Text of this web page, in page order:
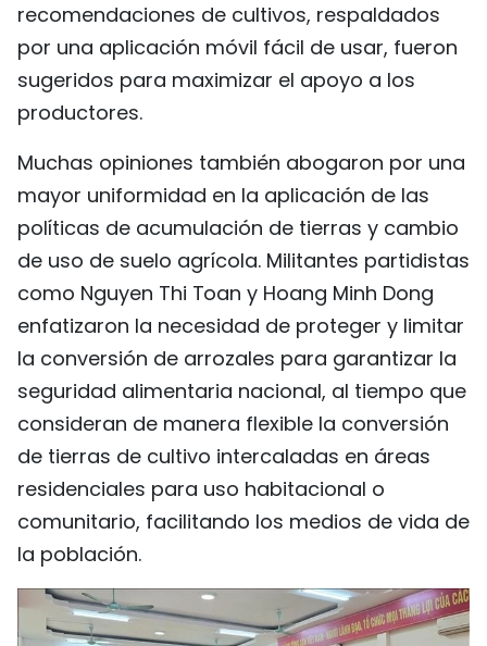
recomendaciones de cultivos, respaldados
por una aplicación móvil fácil de usar, fueron
sugeridos para maximizar el apoyo a los
productores.
Muchas opiniones también abogaron por una
mayor uniformidad en la aplicación de las
políticas de acumulación de tierras y cambio
de uso de suelo agrícola. Militantes partidistas
como Nguyen Thi Toan y Hoang Minh Dong
enfatizaron la necesidad de proteger y limitar
la conversión de arrozales para garantizar la
seguridad alimentaria nacional, al tiempo que
consideran de manera flexible la conversión
de tierras de cultivo intercaladas en áreas
residenciales para uso habitacional o
comunitario, facilitando los medios de vida de
la población.